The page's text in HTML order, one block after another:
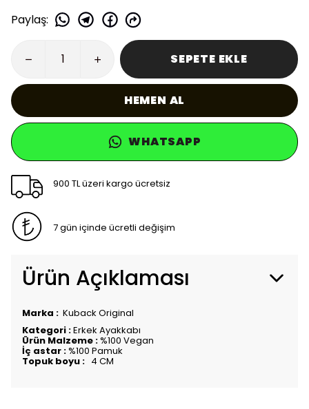
Paylaş:
SEPETE EKLE
HEMEN AL
WHATSAPP
900 TL üzeri kargo ücretsiz
7 gün içinde ücretli değişim
Ürün Açıklaması
Marka : Kuback Original
Kategori :Erkek Ayakkabı
Ürün Malzeme :%100 Vegan
İç astar :%100 Pamuk
Topuk boyu : 4 CM